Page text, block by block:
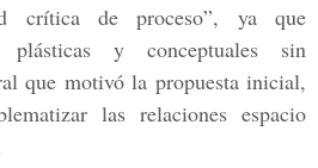
crítica de proceso”, ya que
plásticas y conceptuales sin
que motivó la propuesta inicial,
las relaciones espacio